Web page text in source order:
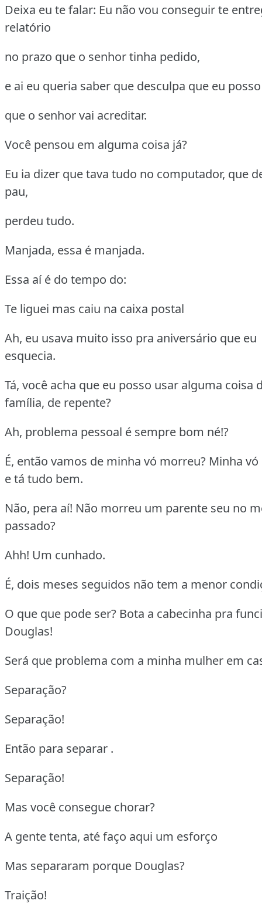
Deixa eu te falar: Eu não vou conseguir te
relatório
no prazo que o senhor tinha pedido,
e ai eu queria saber que desculpa que eu
que o senhor vai acreditar.
Você pensou em alguma coisa já?
Eu ia dizer que tava tudo no computador, que
pau,
perdeu tudo.
Manjada, essa é manjada.
Essa aí é do tempo do:
Te liguei mas caiu na caixa postal
Ah, eu usava muito isso pra aniversário que eu
esquecia.
Tá, você acha que eu posso usar alguma coisa
família, de repente?
Ah, problema pessoal é sempre bom né!?
É, então vamos de minha vó morreu? Minha
e tá tudo bem.
Não, pera aí! Não morreu um parente seu no
passado?
Ahh! Um cunhado.
É, dois meses seguidos não tem a menor
O que que pode ser? Bota a cabecinha pra
Douglas!
Será que problema com a minha mulher em
Separação?
Separação!
Então para separar .
Separação!
Mas você consegue chorar?
A gente tenta, até faço aqui um esforço
Mas separaram porque Douglas?
Traição!